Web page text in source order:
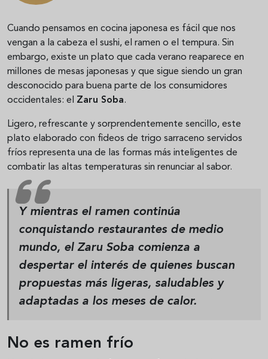
Cuando pensamos en cocina japonesa es fácil que nos
vengan a la cabeza el sushi, el ramen o el tempura. Sin
embargo, existe un plato que cada verano reaparece en
millones de mesas japonesas y que sigue siendo un gran
desconocido para buena parte de los consumidores
occidentales: el Zaru Soba.
Ligero, refrescante y sorprendentemente sencillo, este
plato elaborado con fideos de trigo sarraceno servidos
fríos representa una de las formas más inteligentes de
combatir las altas temperaturas sin renunciar al sabor.
Y mientras el ramen continúa
conquistando restaurantes de medio
mundo, el Zaru Soba comienza a
despertar el interés de quienes buscan
propuestas más ligeras, saludables y
adaptadas a los meses de calor.
No es ramen frío